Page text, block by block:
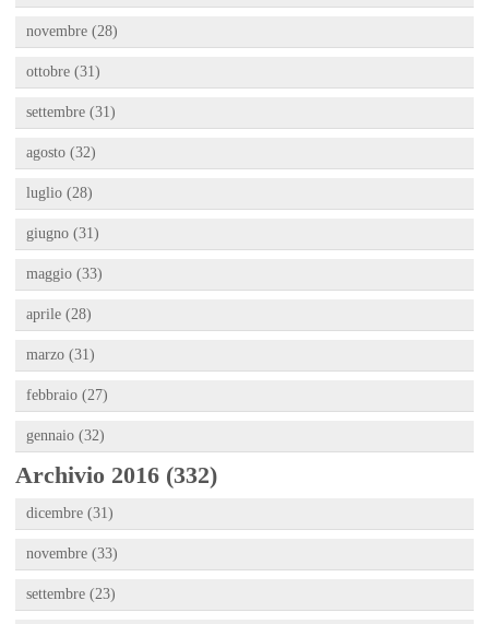
novembre (28)
ottobre (31)
settembre (31)
agosto (32)
luglio (28)
giugno (31)
maggio (33)
aprile (28)
marzo (31)
febbraio (27)
gennaio (32)
Archivio 2016 (332)
dicembre (31)
novembre (33)
settembre (23)